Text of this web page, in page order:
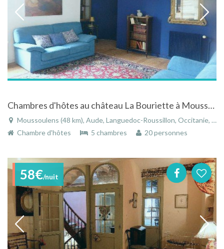
Chambres d'hôtes au château La Bouriette à Moussoulens avec vue sur parc avec piscine
Moussoulens (48 km), Aude, Languedoc-Roussillon, Occitanie, France
Chambre d'hôtes
5 chambres 20 personnes
58€/nuit